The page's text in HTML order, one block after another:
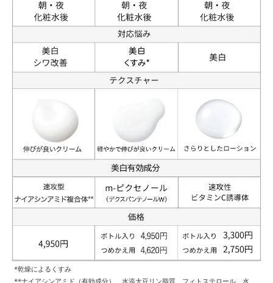
*乾燥によるくすみ
**ナイアシンアミド（有効成分）、水添大豆リン脂質、フィトステロール、水